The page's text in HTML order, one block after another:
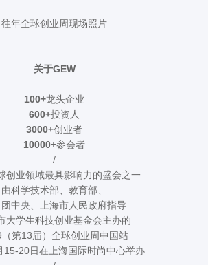
往年全球创业周现场照片
关于GEW
100+龙头企业
600+投资人
3000+创业者
10000+参会者
/
创业领域最具影响力的盛会之一
由科学技术部、教育部、
中央、上海市人民政府指导
大学生科技创业基金会主办的
（第13届）全球创业周中国站
15-20日在上海国际时尚中心举办